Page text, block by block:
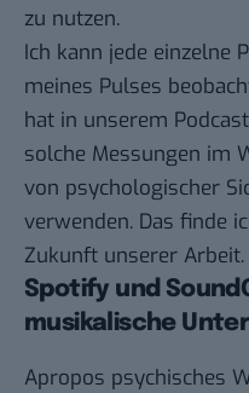
zu nutzen.
Ich kann jede einzelne
meines Pulses
hat in unserem
solche Messungen im
von psychologischer
verwenden. Das finde
Zukunft unserer Arbeit.
Spotify und
musikalische
Apropos psychisches